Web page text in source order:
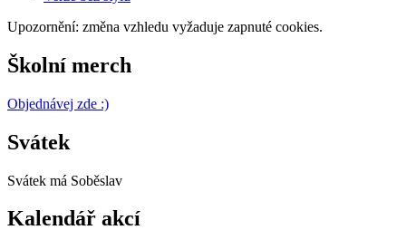
Upozornění: změna vzhledu vyžaduje zapnuté cookies.
Školní merch
Objednávej zde :)
Svátek
Svátek má Soběslav
Kalendář akcí